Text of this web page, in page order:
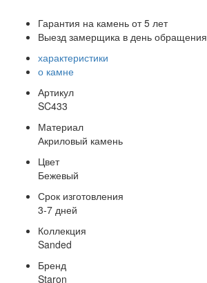
Гарантия на камень от 5 лет
Выезд замерщика в день обращения
характеристики
о камне
Артикул
SC433
Материал
Акриловый камень
Цвет
Бежевый
Срок изготовления
3-7 дней
Коллекция
Sanded
Бренд
Staron